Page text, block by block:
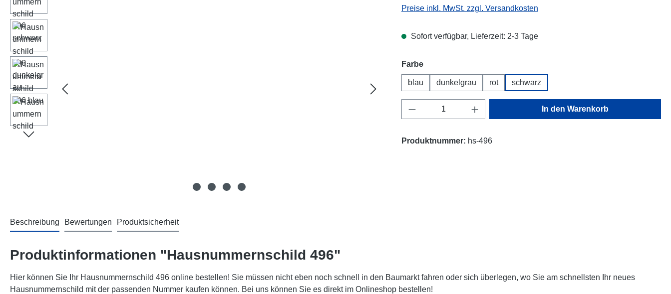
Preise inkl. MwSt. zzgl. Versandkosten
Sofort verfügbar, Lieferzeit: 2-3 Tage
Farbe
blau dunkelgrau rot schwarz
Produkt Anzahl: Gib den gewünschten Wert ein
In den Warenkorb
Produktnummer: hs-496
Beschreibung Bewertungen Produktsicherheit
Produktinformationen "Hausnummernschild 496"
Hier können Sie Ihr Hausnummernschild 496 online bestellen! Sie müssen nicht eben noch schnell in den Baumarkt fahren oder sich überlegen, wo Sie am schnellsten Ihr neues
Hausnummernschild mit der passenden Nummer kaufen können. Bei uns können Sie es direkt im Onlineshop bestellen!